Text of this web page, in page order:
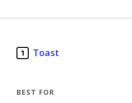
1 Toast